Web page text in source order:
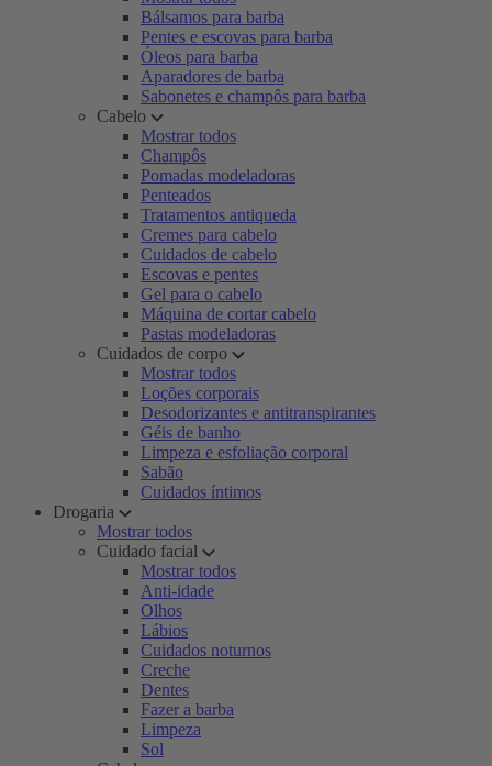
Bálsamos para barba
Pentes e escovas para barba
Óleos para barba
Aparadores de barba
Sabonetes e champôs para barba
Cabelo
Mostrar todos
Champôs
Pomadas modeladoras
Penteados
Tratamentos antiqueda
Cremes para cabelo
Cuidados de cabelo
Escovas e pentes
Gel para o cabelo
Máquina de cortar cabelo
Pastas modeladoras
Cuidados de corpo
Mostrar todos
Loções corporais
Desodorizantes e antitranspirantes
Géis de banho
Limpeza e esfoliação corporal
Sabão
Cuidados íntimos
Drogaria
Mostrar todos
Cuidado facial
Mostrar todos
Anti-idade
Olhos
Lábios
Cuidados noturnos
Creche
Dentes
Fazer a barba
Limpeza
Sol